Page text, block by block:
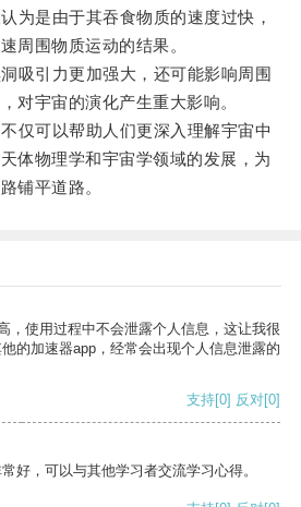
是由于其吞食物质的速度过快，
周围物质运动的结果。
引力更加强大，还可能影响周围
对宇宙的演化产生重大影响。
可以帮助人们更深入理解宇宙中
体物理学和宇宙学领域的发展，为
铺平道路。
，使用过程中不会泄露个人信息，这让我很
的加速器app，经常会出现个人信息泄露的
支持[0] 反对[0]
好，可以与其他学习者交流学习心得。